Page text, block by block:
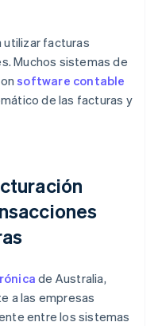
utilizar facturas
Muchos sistemas de
software contable
de las facturas y
de Australia,
a las empresas
entre los sistemas